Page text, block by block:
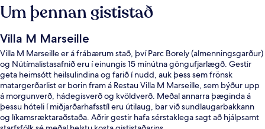
Um þennan gististað
Villa M Marseille
Villa M Marseille er á frábærum stað, því Parc Borely (almenningsgarður)
og Nútímalistasafnið eru í einungis 15 mínútna göngufjarlægð. Gestir
geta heimsótt heilsulindina og farið í nudd, auk þess sem frönsk
matargerðarlist er borin fram á Restau Villa M Marseille, sem býður upp
á morgunverð, hádegisverð og kvöldverð. Meðal annarra þæginda á
þessu hóteli í miðjarðarhafsstíl eru útilaug, bar við sundlaugarbakkann
og líkamsræktaraðstaða. Aðrir gestir hafa sérstaklega sagt að hjálpsamt